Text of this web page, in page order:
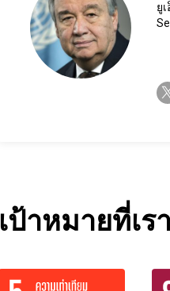
ยู
เป้าหมายที่เ